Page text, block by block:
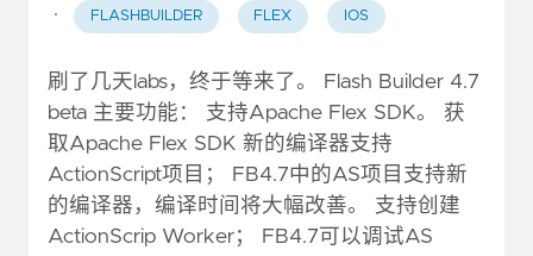
·
FLASHBUILDER FLEX IOS
刷了几天labs，终于等来了。 Flash Builder 4.7
beta 主要功能： 支持Apache Flex SDK。 获
取Apache Flex SDK 新的编译器支持
ActionScript项目； FB4.7中的AS项目支持新
的编译器，编译时间将大幅改善。 支持创建
ActionScrip Worker； FB4.7可以调试AS